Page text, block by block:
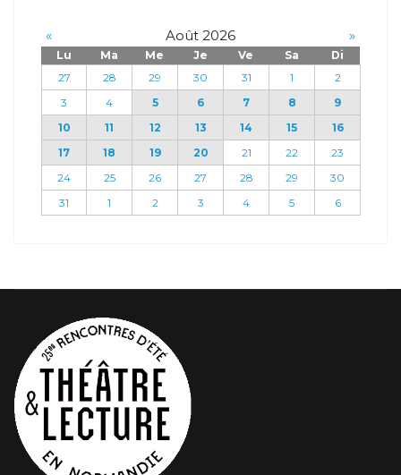
« Août 2026 »
Lu Ma Me Je Ve Sa
Di
27
28 29 30 31 1
2
3
4 5 6 7 8
9
10
11 12 13 14 15
16
17
18 19 20 21 22
23
24
25 26 27 28 29
30
31
1 2 3 4 5 6